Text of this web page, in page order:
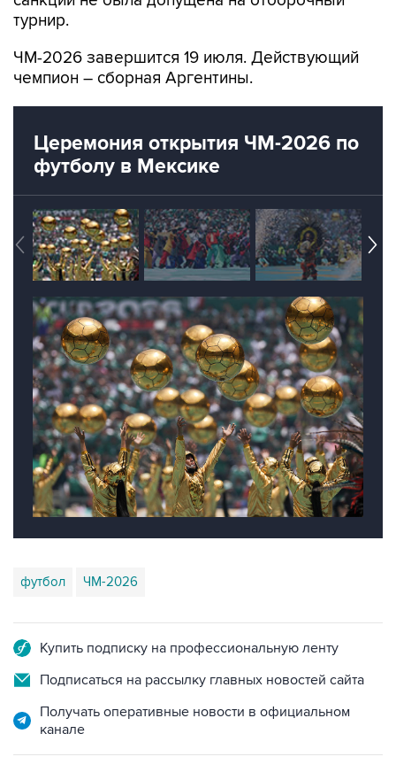
турнир.
ЧМ-2026 завершится 19 июля. Действующий
чемпион – сборная Аргентины.
Церемония открытия ЧМ-2026 по
футболу в Мексике
футбол ЧМ-2026
Купить подписку на профессиональную ленту
Подписаться на рассылку главных новостей сайта
Получать оперативные новости в официальном
канале